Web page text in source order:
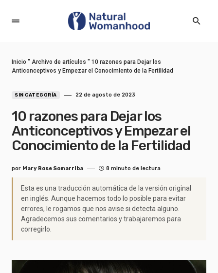
Inicio " Archivo de artículos " 10 razones para Dejar los
Anticonceptivos y Empezar el Conocimiento de la Fertilidad
SIN CATEGORÍA 22 de agosto de 2023
10 razones para Dejar los
Anticonceptivos y Empezar el
Conocimiento de la Fertilidad
por Mary Rose Somarriba 8 minuto de lectura
Esta es una traducción automática de la versión original
en inglés. Aunque hacemos todo lo posible para evitar
errores, le rogamos que nos avise si detecta alguno.
Agradecemos sus comentarios y trabajaremos para
corregirlo.